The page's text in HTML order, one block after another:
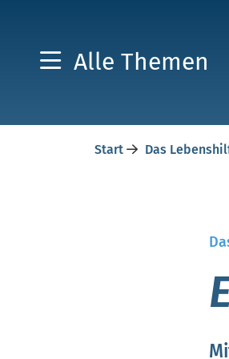
Alle Themen
Start Das